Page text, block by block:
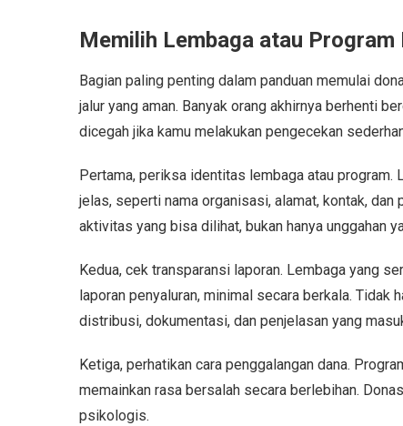
Memilih Lembaga atau
Bagian paling penting dalam panduan memulai
jalur yang aman. Banyak orang akhirnya berhenti
dicegah jika kamu melakukan pengecekan
Pertama, periksa identitas lembaga atau
jelas, seperti nama organisasi, alamat, kontak,
aktivitas yang bisa dilihat, bukan hanya unggahan
Kedua, cek transparansi laporan. Lembaga yang
laporan penyaluran, minimal secara berkala. Tidak
distribusi, dokumentasi, dan penjelasan yang
Ketiga, perhatikan cara penggalangan dana.
memainkan rasa bersalah secara berlebihan.
psikologis.